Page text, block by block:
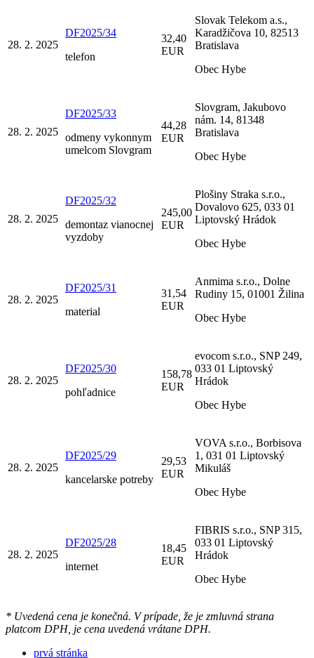
28. 2. 2025
DF2025/34
telefon
32,40
EUR
Slovak Telekom a.s.,
Karadžičova 10, 82513
Bratislava
Obec Hybe
28. 2. 2025
DF2025/33
odmeny vykonnym
umelcom Slovgram
44,28
EUR
Slovgram, Jakubovo
nám. 14, 81348
Bratislava
Obec Hybe
28. 2. 2025
DF2025/32
demontaz vianocnej
vyzdoby
245,00
EUR
Plošiny Straka s.r.o.,
Dovalovo 625, 033 01
Liptovský Hrádok
Obec Hybe
28. 2. 2025
DF2025/31
material
31,54
EUR
Anmima s.r.o., Dolne
Rudiny 15, 01001 Žilina
Obec Hybe
28. 2. 2025
DF2025/30
pohľadnice
158,78
EUR
evocom s.r.o., SNP 249,
033 01 Liptovský
Hrádok
Obec Hybe
28. 2. 2025
DF2025/29
kancelarske potreby
29,53
EUR
VOVA s.r.o., Borbisova
1, 031 01 Liptovský
Mikuláš
Obec Hybe
28. 2. 2025
DF2025/28
internet
18,45
EUR
FIBRIS s.r.o., SNP 315,
033 01 Liptovský
Hrádok
Obec Hybe
* Uvedená cena je konečná. V prípade, že je zmluvná strana
platcom DPH, je cena uvedená vrátane DPH.
prvá stránka